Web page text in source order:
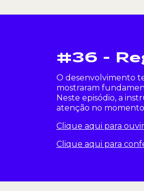
#36 -
O desenvolvimento
mostraram
Neste episódio, a
atenção no
Clique aqui para
Clique aqui para